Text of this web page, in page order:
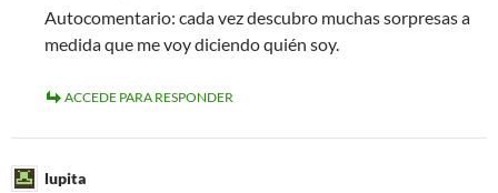
Autocomentario: cada vez descubro muchas sorpresas a
medida que me voy diciendo quién soy.
ACCEDE PARA RESPONDER
lupita